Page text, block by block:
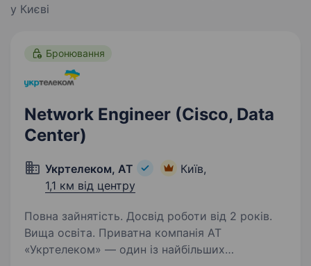
у Києві
Бронювання
Network Engineer (Cisco, Data
Center)
Укртелеком, АТ
Київ,
1,1 км від центру
Повна зайнятість. Досвід роботи від 2 років.
Вища освіта. Приватна компанія АТ
«Укртелеком» — один із найбільших